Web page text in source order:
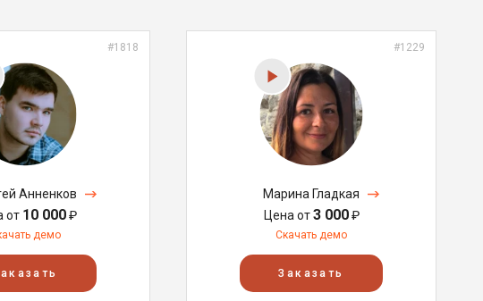
#1818
Анненков
от 10 000₽
демо
#1229
Марина Гладкая
Цена от3 000₽
Скачать демо
Заказать